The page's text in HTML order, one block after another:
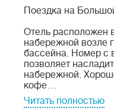
Поездка на
Отель расположен
набережной возле
бассейна. Номер с
позволяет
набережной.
кофе…
Читать полностью